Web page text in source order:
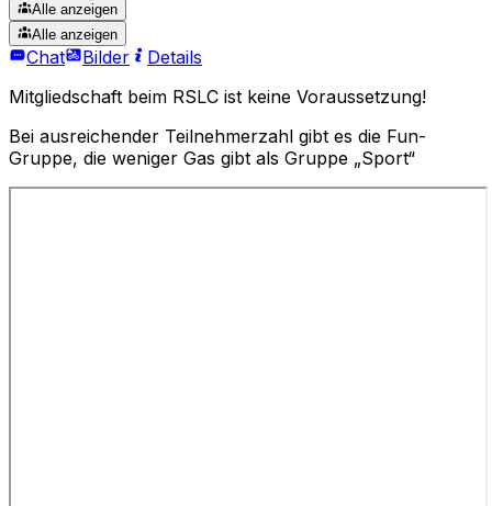
Alle anzeigen
Alle anzeigen
Chat Bilder
Details
Mitgliedschaft beim RSLC ist keine Voraussetzung!
Bei ausreichender Teilnehmerzahl gibt es die Fun-
Gruppe, die weniger Gas gibt als Gruppe „Sport“